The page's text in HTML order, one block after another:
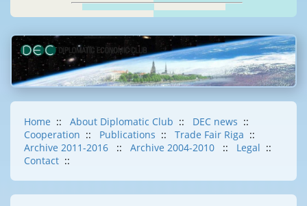
Home :: About Diplomatic Club :: DEC news ::
Cooperation :: Publications :: Trade Fair Riga ::
Archive 2011-2016
:: Archive 2004-2010 :: Legal ::
Contact ::